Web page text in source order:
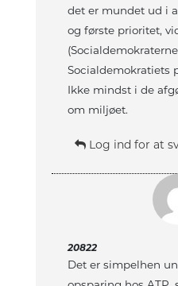
det er mundet ud i
og første prioritet,
Socialdemokratiets
Ikke mindst i de
om miljøet.
Log ind for at
20822
Det er simpelhen